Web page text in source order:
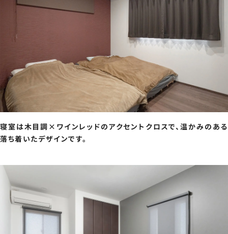
寝室は木目調×ワインレッドのアクセントクロスで、温かみのある
落ち着いたデザインです。